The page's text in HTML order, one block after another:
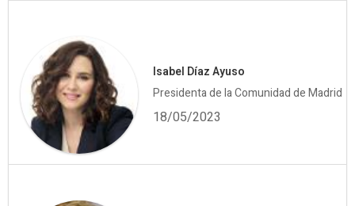
Isabel Díaz Ayuso
Presidenta de la Comunidad de Madrid
18/05/2023